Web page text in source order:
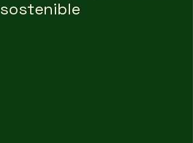
sostenible